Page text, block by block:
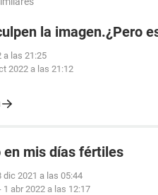
la imagen.¿Pero
a las 21:25
2022 a las 21:12
en mis días fértiles
dic 2021 a las 05:44
1 abr 2022 a las 12:17